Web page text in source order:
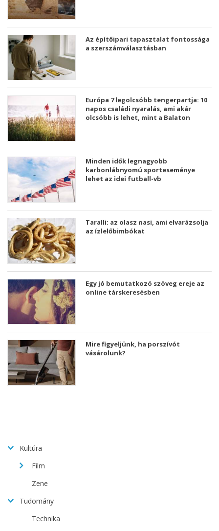
Az építőipari tapasztalat fontossága
a szerszámválasztásban
Európa 7 legolcsóbb tengerpartja: 10
napos családi nyaralás, ami akár
olcsóbb is lehet, mint a Balaton
Minden idők legnagyobb
karbonlábnyomú sporteseménye
lehet az idei futball-vb
Taralli: az olasz nasi, ami elvarázsolja
az ízlelőbimbókat
Egy jó bemutatkozó szöveg ereje az
online társkeresésben
Mire figyeljünk, ha porszívót
vásárolunk?
Kultúra
Film
Zene
Tudomány
Technika